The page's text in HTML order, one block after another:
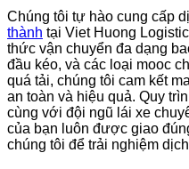
Chúng tôi tự hào cung cấp
thành tại Viet Huong
thức vận chuyển đa dạng
đầu kéo, và các loại mooc
quá tải, chúng tôi cam kết
an toàn và hiệu quả. Quy
cùng với đội ngũ lái xe
của bạn luôn được giao
chúng tôi để trải nghiệm